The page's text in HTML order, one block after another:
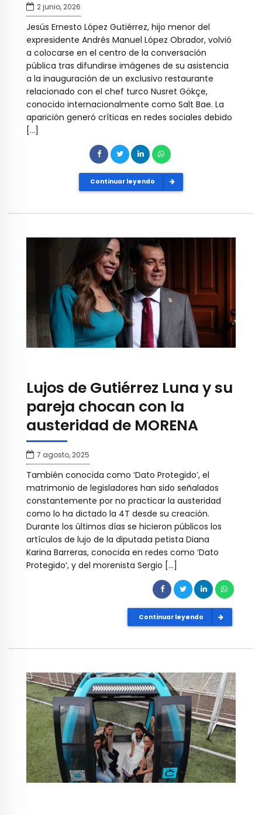
2 junio, 2026
Jesús Ernesto López Gutiérrez, hijo menor del
expresidente Andrés Manuel López Obrador, volvió
a colocarse en el centro de la conversación
pública tras difundirse imágenes de su asistencia
a la inauguración de un exclusivo restaurante
relacionado con el chef turco Nusret Gökçe,
conocido internacionalmente como Salt Bae. La
aparición generó críticas en redes sociales debido
[…]
Continuar leyendo
Lujos de Gutiérrez Luna y su
pareja chocan con la
austeridad de MORENA
7 agosto, 2025
También conocida como ‘Dato Protegido’, el
matrimonio de legisladores han sido señalados
constantemente por no practicar la austeridad
como lo ha dictado la 4T desde su creación.
Durante los últimos días se hicieron públicos los
artículos de lujo de la diputada petista Diana
Karina Barreras, conocida en redes como ‘Dato
Protegido’, y del morenista Sergio […]
Continuar leyendo